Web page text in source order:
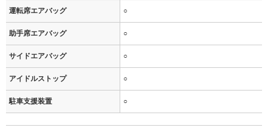
運転席エアバッグ ○
助手席エアバッグ ○
サイドエアバッグ ○
アイドルストップ ○
駐車支援装置 ○